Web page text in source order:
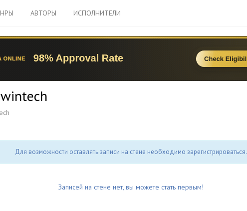
АВТОРЫ ИСПОЛНИТЕЛИ
Для возможности оставлять записи на стене необходимо зарегистрироваться.
Записей на стене нет, вы можете стать первым!